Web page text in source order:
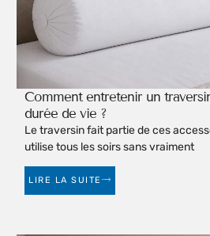
Comment entretenir un
durée de vie ?
Le traversin fait partie de ces
utilise tous les soirs sans vraiment
LIRE LA SUITE